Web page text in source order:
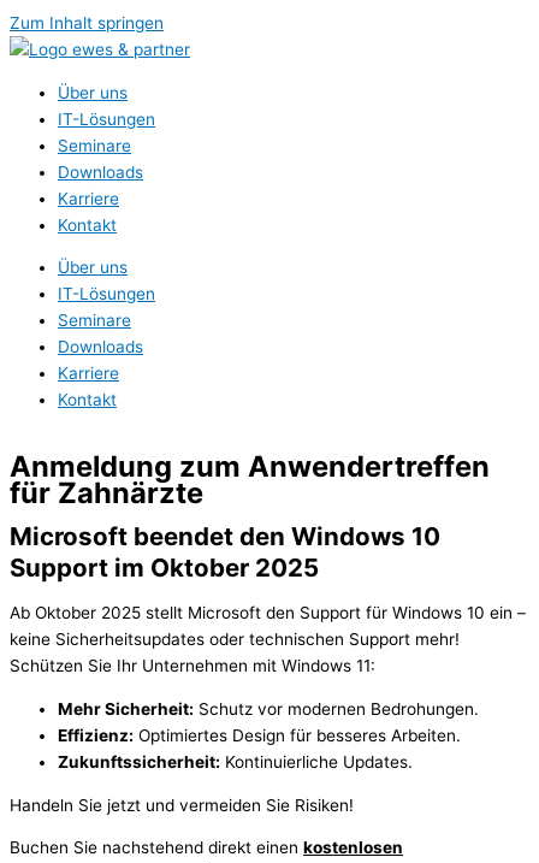
Zum Inhalt springen
Über uns
IT-Lösungen
Seminare
Downloads
Karriere
Kontakt
Über uns
IT-Lösungen
Seminare
Downloads
Karriere
Kontakt
Anmeldung zum Anwendertreffen
für Zahnärzte
Microsoft beendet den Windows 10
Support im Oktober 2025
Ab Oktober 2025 stellt Microsoft den Support für Windows 10 ein –
keine Sicherheitsupdates oder technischen Support mehr!
Schützen Sie Ihr Unternehmen mit Windows 11:
Mehr Sicherheit: Schutz vor modernen Bedrohungen.
Effizienz: Optimiertes Design für besseres Arbeiten.
Zukunftssicherheit: Kontinuierliche Updates.
Handeln Sie jetzt und vermeiden Sie Risiken!
Buchen Sie nachstehend direkt einen kostenlosen